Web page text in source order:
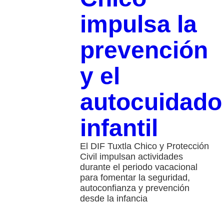
impulsa la
prevención
y el
autocuidado
infantil
El DIF Tuxtla Chico y Protección
Civil impulsan actividades
durante el periodo vacacional
para fomentar la seguridad,
autoconfianza y prevención
desde la infancia